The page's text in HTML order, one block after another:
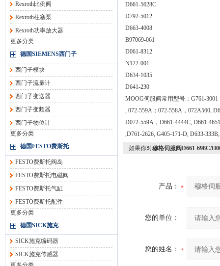
Rexroth比例阀
Rexroth柱塞泵
Rexroth功率放大器
更多分类
德国SIEMENS西门子
西门子模块
西门子流量计
西门子变送器
西门子变频器
西门子物位计
更多分类
德国FESTO费斯托
FESTO费斯托阀岛
FESTO费斯托电磁阀
FESTO费斯托气缸
FESTO费斯托配件
更多分类
德国SICK施克
SICK施克编码器
SICK施克传感器
D661-5628C
D792-5012
D663-4008
B97069-061
D061-8312
N122-001
D634-1035
D641-230
MOOG伺服阀常用型号：G761-3001
, 072-559A；072-558A，072A560,
D072-559A，D661-4444C, D661-
,D761-2626, G405-171-D, D633-
如果你对穆格伺服阀D661-698C/
产品：
您的单位：
您的姓名：